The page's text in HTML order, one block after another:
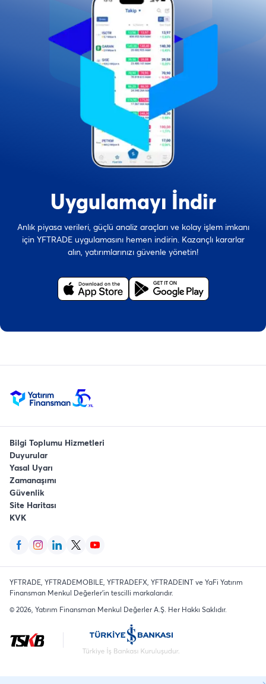
Uygulamayı İndir
Anlık piyasa verileri, güçlü analiz araçları ve kolay işlem imkanı
için YFTRADE uygulamasını hemen indirin. Kazançlı kararlar
alın, yatırımlarınızı güvenle yönetin!
Bilgi Toplumu Hizmetleri
Duyurular
Yasal Uyarı
Zamanaşımı
Güvenlik
Site Haritası
KVK
YFTRADE, YFTRADEMOBILE, YFTRADEFX, YFTRADEINT ve YaFi Yatırım
Finansman Menkul Değerler'in tescilli markalarıdır.
©2026 , Yatırım Finansman Menkul Değerler A.Ş. Her Hakkı Saklıdır.